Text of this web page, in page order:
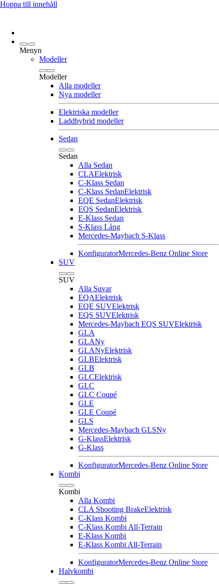
Hoppa till innehåll
Menyn
Modeller
Modeller
Alla modeller
Nya modeller
Elektriska modeller
Laddhybrid modeller
Sedan
Sedan
Alla Sedan
CLAElektrisk
C-Klass Sedan
C-Klass SedanElektrisk
EQE SedanElektrisk
EQS SedanElektrisk
E-Klass Sedan
S-Klass Lång
Mercedes-Maybach S-Klass
KonfiguratorMercedes-Benz Online Store
SUV
SUV
Alla Suvar
EQAElektrisk
EQE SUVElektrisk
EQS SUVElektrisk
Mercedes-Maybach EQS SUVElektrisk
GLA
GLANy
GLANyElektrisk
GLBElektrisk
GLB
GLCElektrisk
GLC
GLC Coupé
GLE
GLE Coupé
GLS
Mercedes-Maybach GLSNy
G-KlassElektrisk
G-Klass
KonfiguratorMercedes-Benz Online Store
Kombi
Kombi
Alla Kombi
CLA Shooting BrakeElektrisk
C-Klass Kombi
C-Klass Kombi All-Terrain
E-Klass Kombi
E-Klass Kombi All-Terrain
KonfiguratorMercedes-Benz Online Store
Halvkombi